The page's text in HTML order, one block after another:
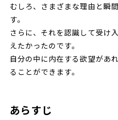
むしろ、さまざまな理由と瞬
す。
さらに、それを認識して受け
えたかったのです。
自分の中に内在する欲望があ
ることができます。
あらすじ